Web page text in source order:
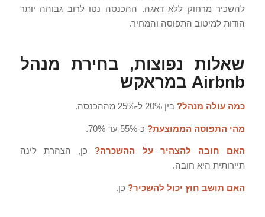
להשכיר מרחוק ללא דאגה. ההכנסה נטו לרוב גבוהה יותר
הודות למיטוב התפוסה והמחיר.
שאלות נפוצות, בחירת מנהל
Airbnb במראקש
כמה עולה מנהל?בין 20% ל-25% מההכנסה.
מהי התפוסה הממוצעת?כ-55% עד 70%.
האם חובה להצהיר על ההשכרה?כן, הצהרת לינה
תיירותית היא חובה.
האם תושב חוץ יכול להשכיר?כן.